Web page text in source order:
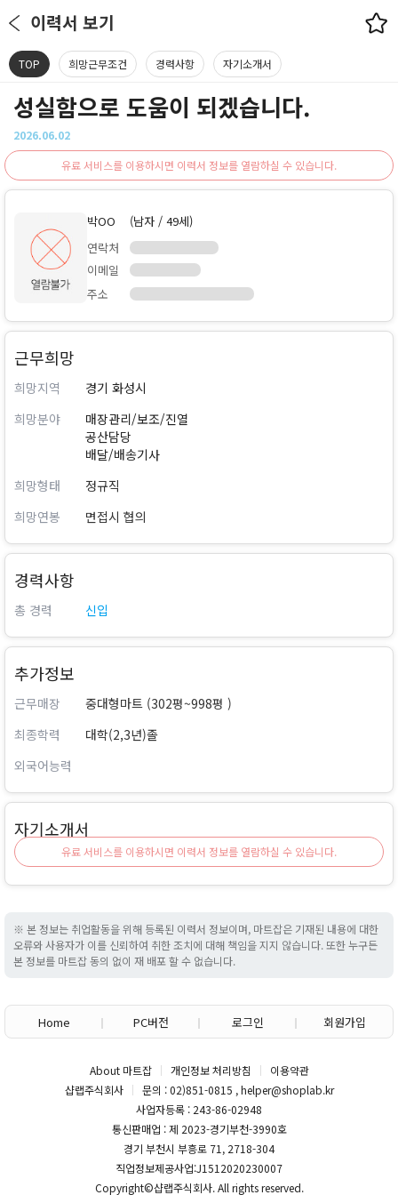
이력서 보기
TOP 희망근무조건 경력사항 자기소개서
성실함으로 도움이 되겠습니다.
2026.06.02
유료 서비스를 이용하시면 이력서 정보를 열람하실 수 있습니다.
박OO
(남자 / 49세)
연락처
이메일
주소
근무희망
희망지역
경기 화성시
희망분야
매장관리/보조/진열
공산담당
배달/배송기사
희망형태
정규직
희망연봉
면접시 협의
경력사항
총 경력 신입
추가정보
근무매장
중대형마트 (302평~998평 )
최종학력
대학(2,3년)졸
외국어능력
자기소개서
유료 서비스를 이용하시면 이력서 정보를 열람하실 수 있습니다.
※ 본 정보는 취업활동을 위해 등록된 이력서 정보이며, 마트잡은 기재된 내용에 대한
오류와 사용자가 이를 신뢰하여 취한 조치에 대해 책임을 지지 않습니다. 또한 누구든
본 정보를 마트잡 동의 없이 재 배포 할 수 없습니다.
Home PC버전 로그인 회원가입
About 마트잡 개인정보 처리방침
이용약관
샵랩주식회사
문의 : 02)851-0815 , helper@shoplab.kr
사업자등록 : 243-86-02948
통신판매업 : 제 2023-경기부천-3990호
경기 부천시 부흥로 71, 2718-304
직업정보제공사업:J1512020230007
Copyright©샵랩주식회사. All rights reserved.